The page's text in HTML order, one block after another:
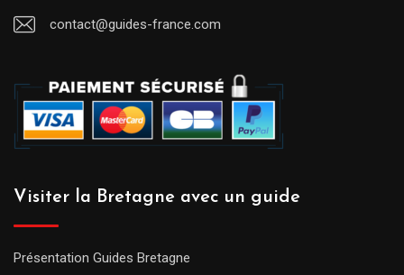
contact@guides-france.com
Visiter la Bretagne avec un guide
Présentation Guides Bretagne